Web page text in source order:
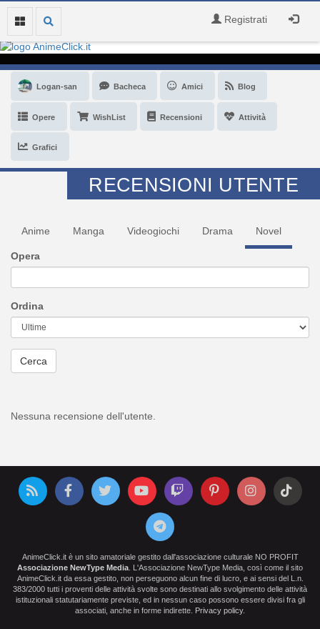
Registrati
Logan-san Bacheca Amici Blog
Opere WishList Recensioni Attività
Grafici
RECENSIONI UTENTE
Anime Manga Videogiochi Drama Novel
Opera
Ordina
Cerca
Nessuna recensione dell'utente.
AnimeClick.it è un sito amatoriale gestito dall'associazione culturale NO PROFIT
Associazione NewType Media . L'Associazione NewType Media, così come il sito
AnimeClick.it da essa gestito, non perseguono alcun fine di lucro, e ai sensi del L.n.
383/2000 tutti i proventi delle attività svolte sono destinati allo svolgimento delle attività
istituzionali statutariamente previste, ed in nessun caso possono essere divisi fra gli
associati, anche in forme indirette.
Privacy policy.